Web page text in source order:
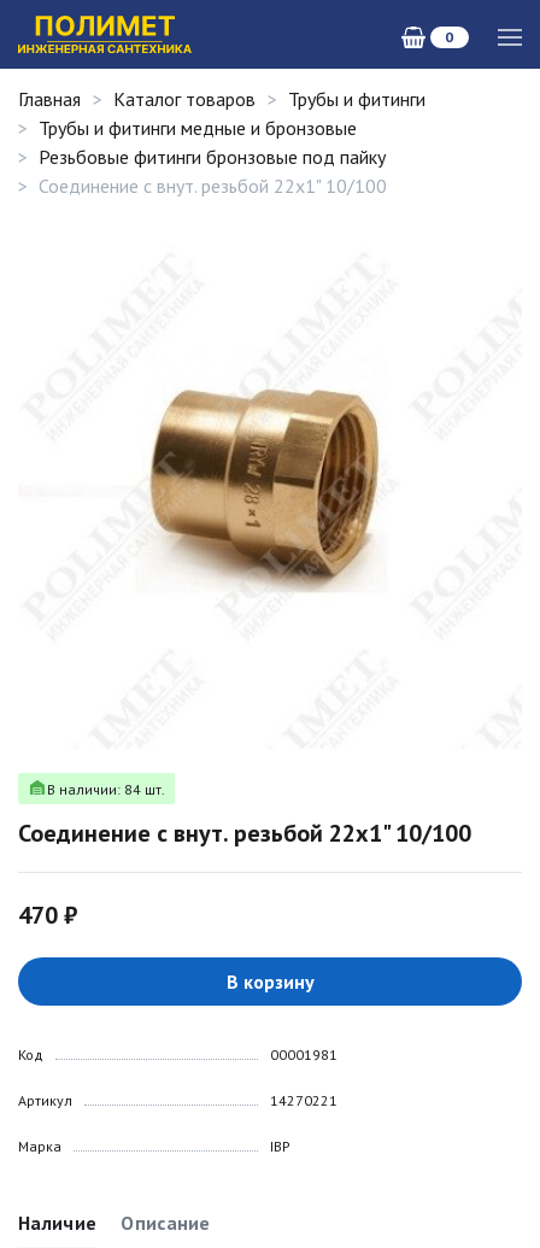
0
Главная Каталог товаров
Трубы и фитинги
Трубы и фитинги медные и бронзовые
Резьбовые фитинги бронзовые под пайку
Соединение с внут. резьбой 22х1" 10/100
В наличии: 84 шт.
Соединение с внут. резьбой 22х1" 10/100
470 ₽
В корзину
Код
Артикул
Марка
00001981
14270221
IBP
Наличие Описание